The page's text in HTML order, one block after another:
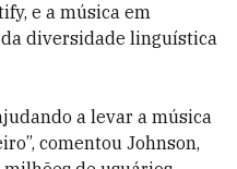
e a música em
diversidade linguística
a levar a música
comentou Johnson,